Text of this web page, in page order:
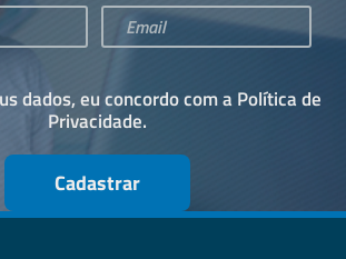
dados, eu concordo com aPolítica de
Privacidade.
Cadastrar